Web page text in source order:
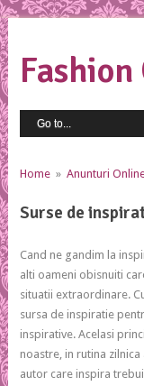
Home» Anunturi
Surse de
Cand ne gandim la
alti oameni obisnuiti
situatii extraordinare.
sursa de inspiratie
inspirative. Acelasi
noastre, in rutina
autor care inspira